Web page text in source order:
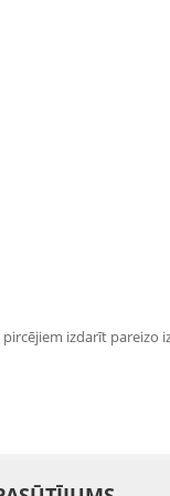
izdarīt pareizo